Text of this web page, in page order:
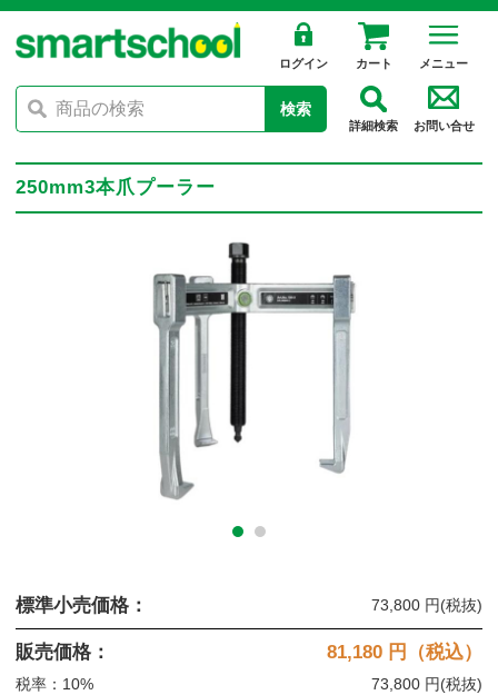
ログイン カート メニュー
検索
詳細検索 お問い合せ
250mm3本爪プーラー
標準小売価格： 73,800 円(税抜)
販売価格： 81,180 円（税込）
税率：10% 73,800 円(税抜)